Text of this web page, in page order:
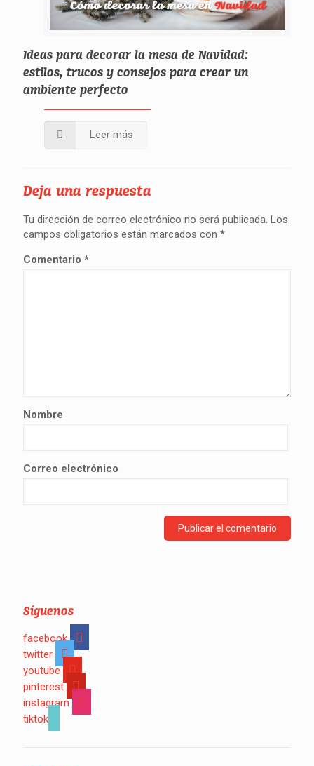
Ideas para decorar la mesa de Navidad:
estilos, trucos y consejos para crear un
ambiente perfecto
Leer más
Deja una respuesta
Tu dirección de correo electrónico no será publicada. Los
campos obligatorios están marcados con *
Comentario *
Nombre
Correo electrónico
Síguenos
facebook
twitter
youtube
pinterest
instagram
tiktok